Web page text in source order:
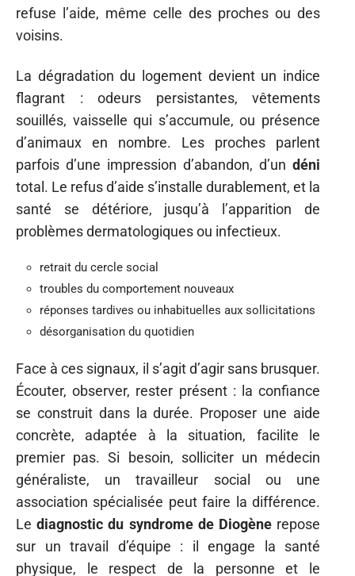
refuse l’aide, même celle des proches ou des
voisins.
La dégradation du logement devient un indice
flagrant : odeurs persistantes, vêtements
souillés, vaisselle qui s’accumule, ou présence
d’animaux en nombre. Les proches parlent
parfois d’une impression d’abandon, d’un déni
total. Le refus d’aide s’installe durablement, et la
santé se détériore, jusqu’à l’apparition de
problèmes dermatologiques ou infectieux.
retrait du cercle social
troubles du comportement nouveaux
réponses tardives ou inhabituelles aux sollicitations
désorganisation du quotidien
Face à ces signaux, il s’agit d’agir sans brusquer.
Écouter, observer, rester présent : la confiance
se construit dans la durée. Proposer une aide
concrète, adaptée à la situation, facilite le
premier pas. Si besoin, solliciter un médecin
généraliste, un travailleur social ou une
association spécialisée peut faire la différence.
Lediagnostic du syndrome de Diogènerepose
sur un travail d’équipe : il engage la santé
physique, le respect de la personne et le